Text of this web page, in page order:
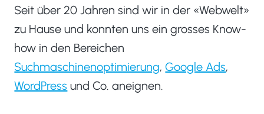
Seit über 20 Jahren sind wir in der «Webwelt»
zu Hause und konnten uns ein grosses Know-
how in den Bereichen
Suchmaschinenoptimierung,Google Ads,
WordPress und Co. aneignen.